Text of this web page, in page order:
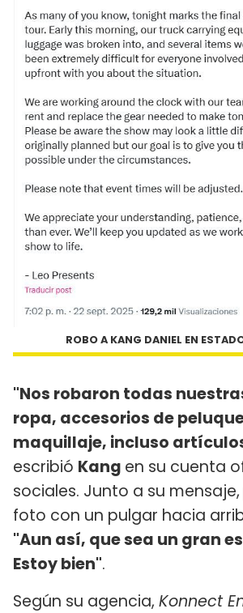
ROBO A KANG DANIEL EN
"Nos robaron todas
ropa, accesorios de
maquillaje, incluso
escribió Kang en su cuenta
sociales. Junto a su
foto con un pulgar hacia
"Aun así, que sea un gran
Estoy bien".
Según su agencia, Konnect